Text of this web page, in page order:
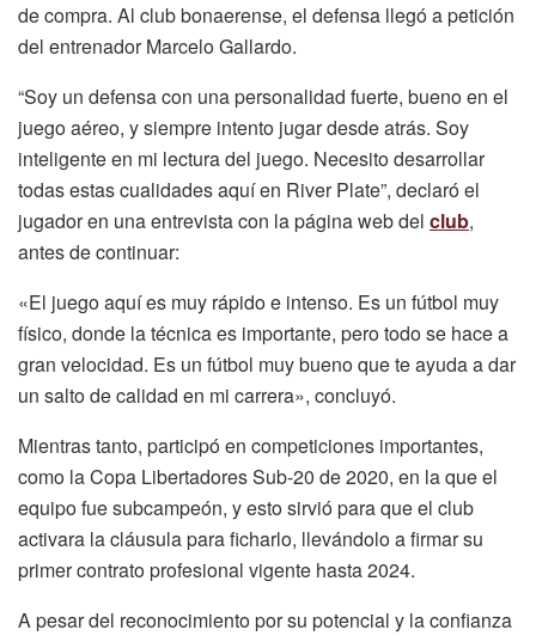
de compra. Al club bonaerense, el defensa llegó a petición
del entrenador Marcelo Gallardo.
“Soy un defensa con una personalidad fuerte, bueno en el
juego aéreo, y siempre intento jugar desde atrás. Soy
inteligente en mi lectura del juego. Necesito desarrollar
todas estas cualidades aquí en River Plate”, declaró el
jugador en una entrevista con la página web del club,
antes de continuar:
«El juego aquí es muy rápido e intenso. Es un fútbol muy
físico, donde la técnica es importante, pero todo se hace a
gran velocidad. Es un fútbol muy bueno que te ayuda a dar
un salto de calidad en mi carrera», concluyó.
Mientras tanto, participó en competiciones importantes,
como la Copa Libertadores Sub-20 de 2020, en la que el
equipo fue subcampeón, y esto sirvió para que el club
activara la cláusula para ficharlo, llevándolo a firmar su
primer contrato profesional vigente hasta 2024.
A pesar del reconocimiento por su potencial y la confianza